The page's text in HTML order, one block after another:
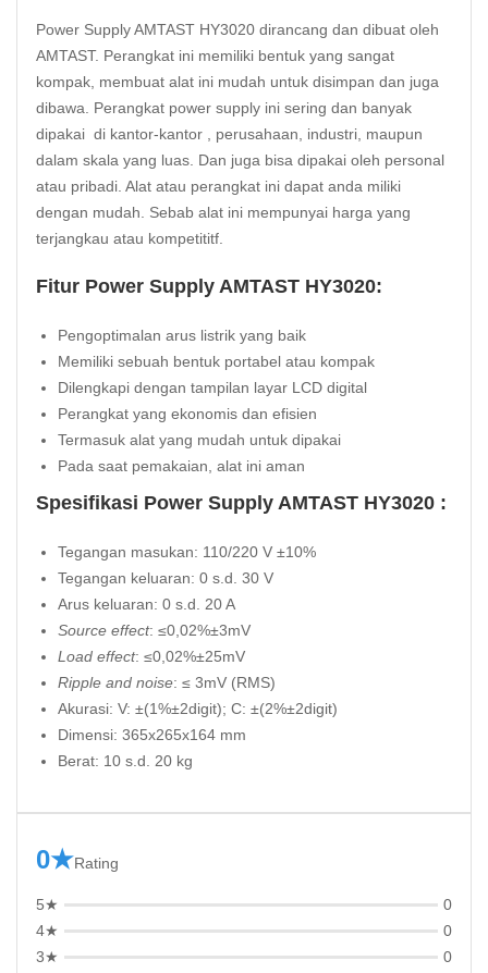
Power Supply AMTAST HY3020 dirancang dan dibuat oleh
AMTAST. Perangkat ini memiliki bentuk yang sangat
kompak, membuat alat ini mudah untuk disimpan dan juga
dibawa. Perangkat power supply ini sering dan banyak
dipakai di kantor-kantor , perusahaan, industri, maupun
dalam skala yang luas. Dan juga bisa dipakai oleh personal
atau pribadi. Alat atau perangkat ini dapat anda miliki
dengan mudah. Sebab alat ini mempunyai harga yang
terjangkau atau kompetititf.
Fitur Power Supply AMTAST HY3020:
Pengoptimalan arus listrik yang baik
Memiliki sebuah bentuk portabel atau kompak
Dilengkapi dengan tampilan layar LCD digital
Perangkat yang ekonomis dan efisien
Termasuk alat yang mudah untuk dipakai
Pada saat pemakaian, alat ini aman
Spesifikasi Power Supply AMTAST HY3020 :
Tegangan masukan: 110/220 V ±10%
Tegangan keluaran: 0 s.d. 30 V
Arus keluaran: 0 s.d. 20 A
Source effect: ≤0,02%±3mV
Load effect: ≤0,02%±25mV
Ripple and noise: ≤ 3mV (RMS)
Akurasi: V: ±(1%±2digit); C: ±(2%±2digit)
Dimensi: 365x265x164 mm
Berat: 10 s.d. 20 kg
0★Rating
5★
0
4★
0
3★
0